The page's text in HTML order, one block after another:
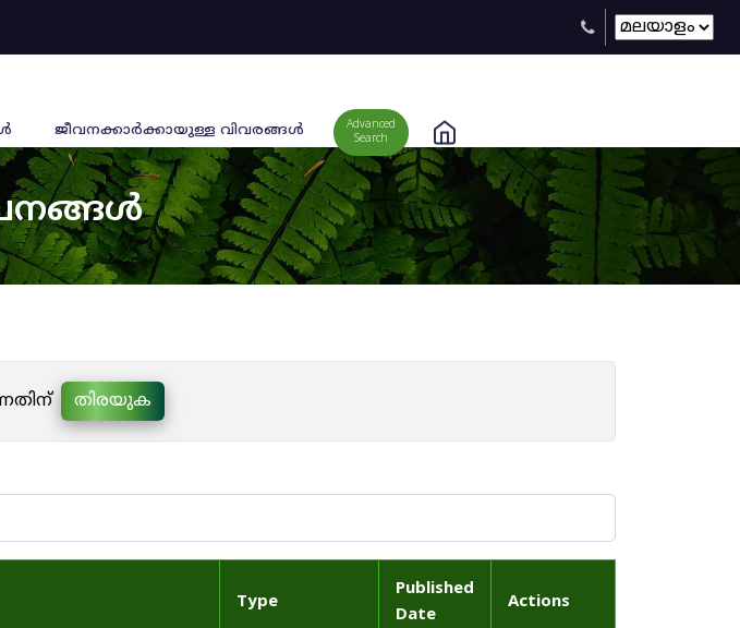
ജീവനക്കാര്‍ക്കായുള്ള വിവരങ്ങള്‍
Advanced
Search
തിരയുക
Type
Published
Date
Actions